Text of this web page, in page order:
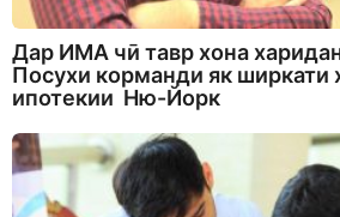
Дар ИМА чӣ тавр хона
Посухи корманди як ширкати
ипотекии Ню-Йорк